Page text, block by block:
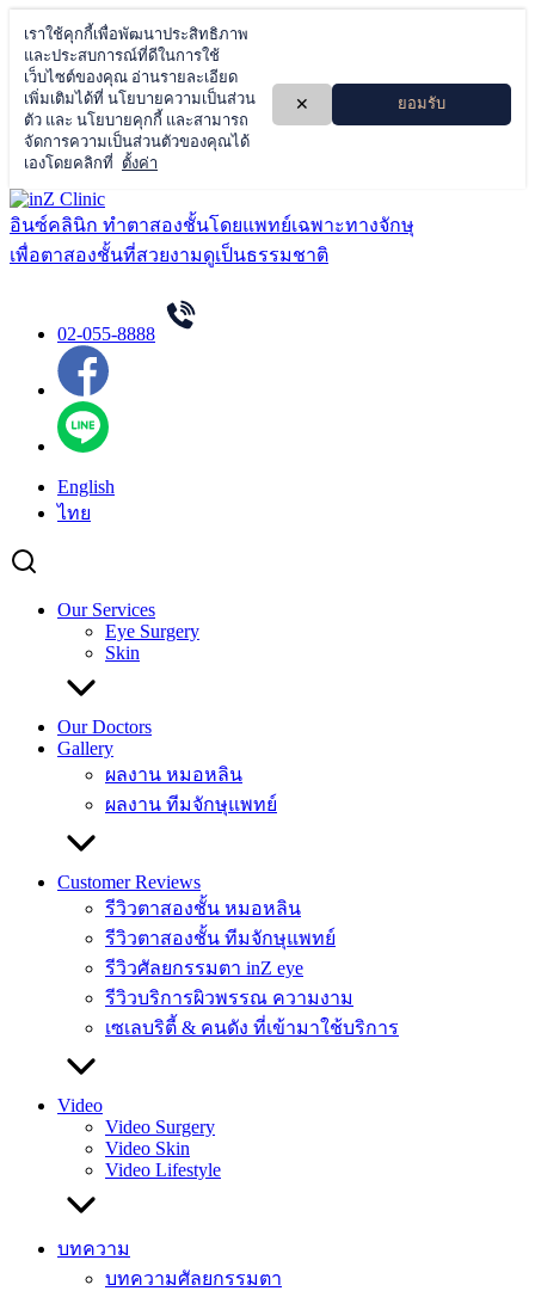
Skip
to
content
อินซ์คลินิก ทำตาสองชั้นโดยแพทย์เฉพาะทางจักษุ
เพื่อตาสองชั้นที่สวยงามดูเป็นธรรมชาติ
02-055-8888
English
ไทย
Our Services
Eye Surgery
Skin
Our Doctors
Gallery
ผลงาน หมอหลิน
ผลงาน ทีมจักษุแพทย์
Customer Reviews
รีวิวตาสองชั้น หมอหลิน
รีวิวตาสองชั้น ทีมจักษุแพทย์
รีวิวศัลยกรรมตา inZ eye
รีวิวบริการผิวพรรณ ความงาม
เซเลบริตี้ & คนดัง ที่เข้ามาใช้บริการ
Video
Video Surgery
Video Skin
Video Lifestyle
บทความ
บทความศัลยกรรมตา